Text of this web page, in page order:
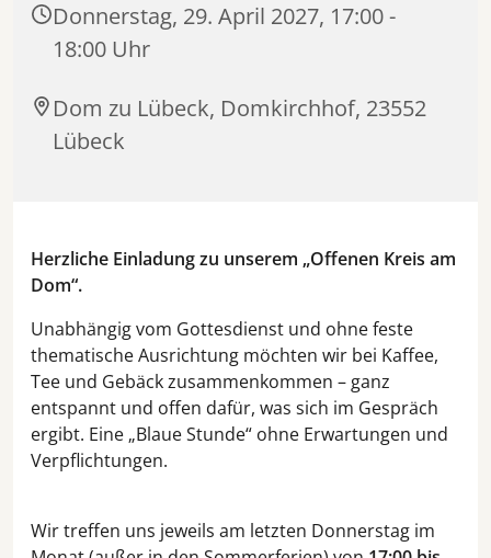
Donnerstag, 29. April 2027, 17:00 -
18:00 Uhr
Dom zu Lübeck, Domkirchhof, 23552
Lübeck
Herzliche Einladung zu unserem „Offenen Kreis am
Dom“.
Unabhängig vom Gottesdienst und ohne feste
thematische Ausrichtung möchten wir bei Kaffee,
Tee und Gebäck zusammenkommen – ganz
entspannt und offen dafür, was sich im Gespräch
ergibt. Eine „Blaue Stunde“ ohne Erwartungen und
Verpflichtungen.
Wir treffen uns jeweils am letzten Donnerstag im